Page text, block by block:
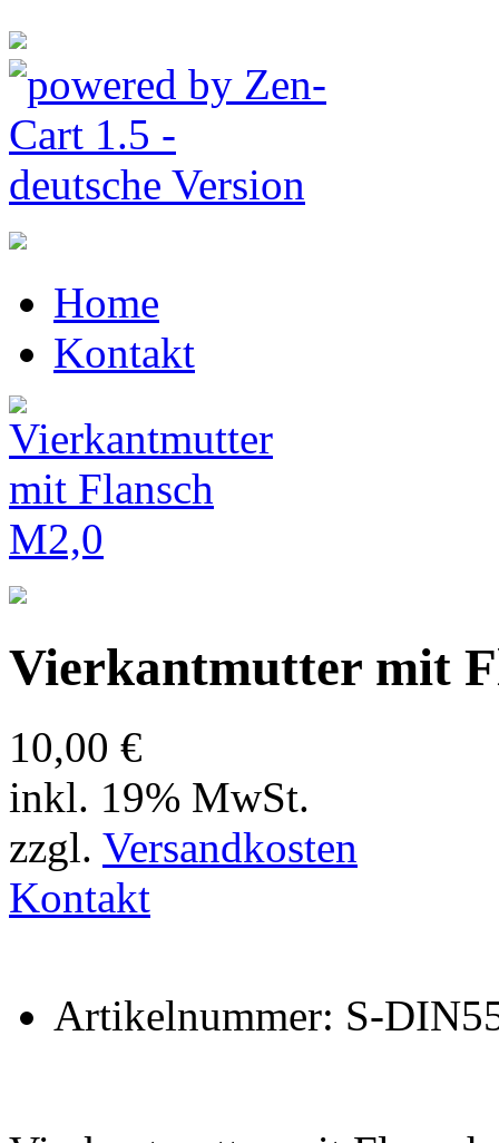
Home
Kontakt
Vierkantmutter mit
10,00 €
inkl. 19% MwSt.
zzgl. Versandkosten
Kontakt
Artikelnummer: S-